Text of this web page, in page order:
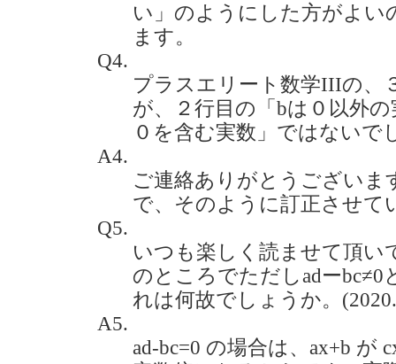
い」のようにした方がよい
ます。
Q4.
プラスエリート数学IIIの、
が、２行目の「bは０以外
０を含む実数」ではないで
A4.
ご連絡ありがとうございま
で、そのように訂正させて
Q5.
いつも楽しく読ませて頂い
のところでただしadー
れは何故でしょうか。
A5.
ad-bc=0 の場合は、ax+b が